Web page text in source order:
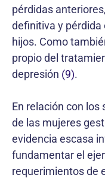
pérdidas
definitiva y
hijos. Como
propio del
depresión (9).
En relación con
de las mujeres
evidencia escasa
fundamentar el
requerimientos de